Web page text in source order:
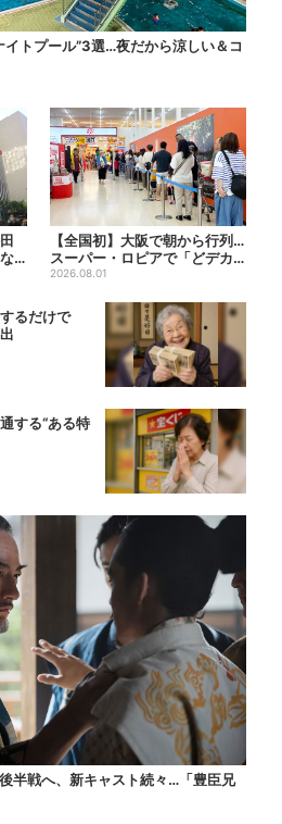
イトプール”3選…夜だから涼しい＆コ
...
【全国初】大阪で朝から行列…
スーパー・ロピアで「どデカ
抽選会」、開始30分で“1...
2026.08.01
るだけで
する“ある特
半戦へ、新キャスト続々…「豊臣兄